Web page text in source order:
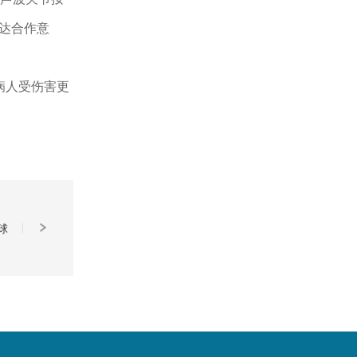
合作意
受伤害更